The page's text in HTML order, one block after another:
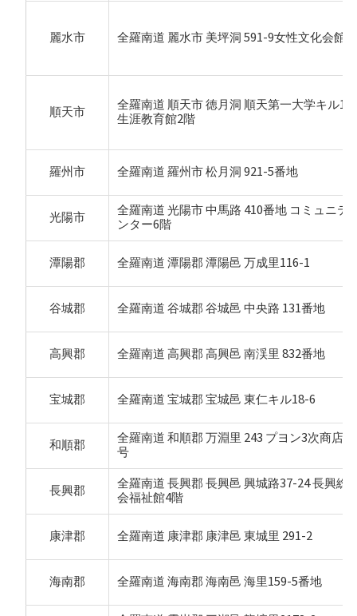
麗水市 全羅南道 麗水市 美坪洞 591-9女性文化会館
順天市
全羅南道 順天市 徳月洞 順天第一大学キル17
生涯教育館2階
羅州市 全羅南道 羅州市 松月洞 921-5番地
光陽市
全羅南道 光陽市 中馬路 410番地 コミュニテ
ンター6階
潭陽郡 全羅南道 潭陽郡 潭陽邑 万成里116-1
谷城郡 全羅南道 谷城郡 谷城邑 中央路 131番地
高興郡 全羅南道 高興郡 高興邑 南渓里 832番地
宝城郡 全羅南道 宝城郡 宝城邑 東仁キル18-6
和順郡
全羅南道 和順郡 万淵里 243 プヨン3次商店
号
長興郡
全羅南道 長興郡 長興邑 興城路37-24 長興総
会福祉館4階
康津郡 全羅南道 康津郡 康津邑 東城里 291-2
海南郡 全羅南道 海南郡 海南邑 海里159-5番地